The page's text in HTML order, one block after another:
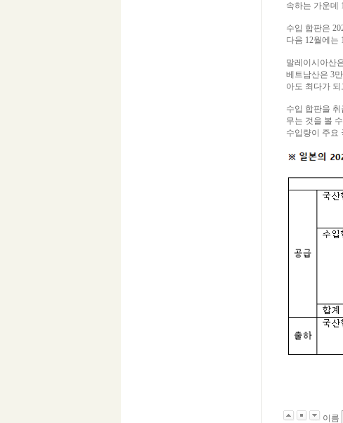
속하는 가운데
수입 합판은
다음 12월에는
말레이시아산
베트남산은 3
아도 최다가
수입 합판을
무는 것을 볼
수입량이 주요
이름